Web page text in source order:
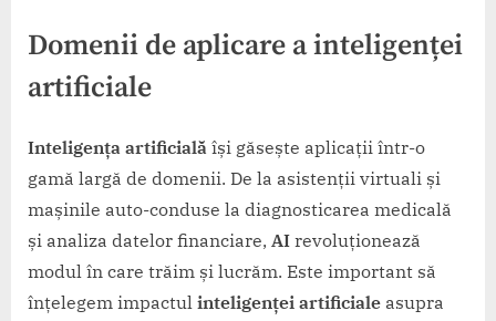
Domenii de aplicare ainteligenței
artificiale
Inteligența artificială își găsește aplicații într-o
gamă largă de domenii. De la asistenții virtuali și
mașinile auto-conduse la diagnosticarea medicală
și analiza datelor financiare, AI revoluționează
modul în care trăim și lucrăm. Este important să
înțelegem impactul inteligenței artificiale asupra